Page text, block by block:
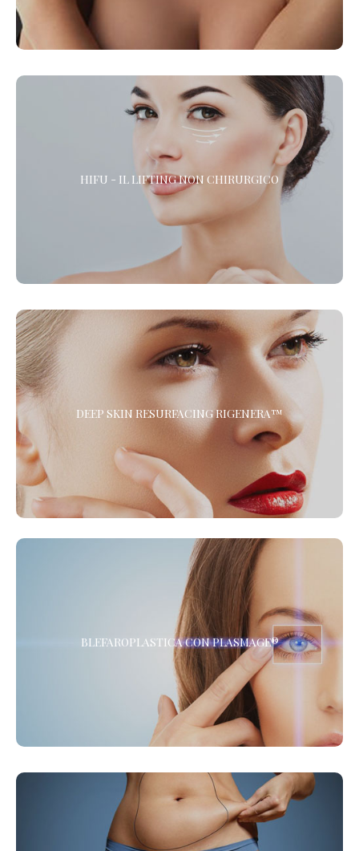
HIFU - IL LIFTING NON CHIRURGICO
HIFU - IL LIFTING NON CHIRURGICO
HIFU (High Intensity Focused Ultrasound) è l’alternativa alla
chirurgia estetica per gli interventi di lifting del viso, la riduzione
delle rughe e il rassodamento del corpo. *
DEEP SKIN RESURFACING RIGENERA™
DEEP SKIN RESURFACING RIGENERA™
Il Trattamento di Medicina Rigenerativa combinato di
Microdermoabrasione e Protocollo Rigenera™ per ringiovanire il
viso, ridare tono ed elasticità a collo e décolleté, migliorare la
cute delle mani ed eliminare gli inestetismi dovuti
all’invecchiamento della pelle.
BLEFAROPLASTICA CON PLASMAGE®
BLEFAROPLASTICA CON PLASMAGE®
La Blefaroplastica Non Chirurgica, senza Anestesia. Presso i
Centri de LaCLINIQUE of Switzerland® *
COOLSCULPTING - CRIOLIPOLISI 4 MANIPOLI